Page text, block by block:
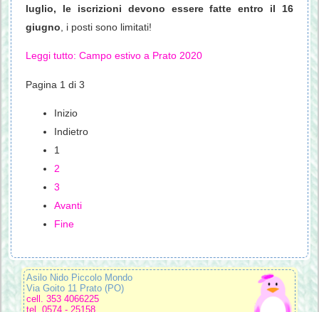
luglio, le iscrizioni devono essere fatte entro il 16
giugno , i posti sono limitati!
Leggi tutto: Campo estivo a Prato 2020
Pagina 1 di 3
Inizio
Indietro
1
2
3
Avanti
Fine
Asilo Nido Piccolo Mondo
Via Goito 11 Prato (PO)
cell. 353 4066225
tel. 0574 - 25158